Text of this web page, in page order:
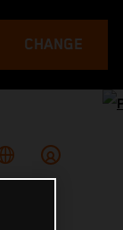
CHANGE